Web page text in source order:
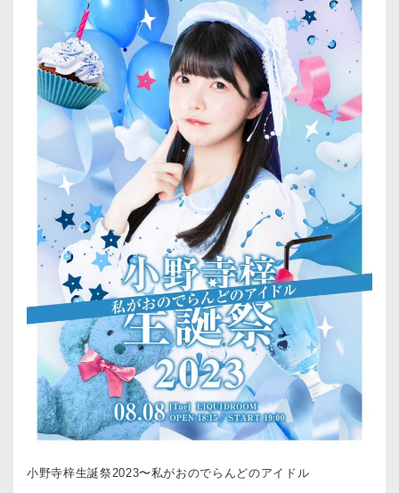
⼩野寺梓⽣誕祭2023〜私がおのでらんどのアイドル